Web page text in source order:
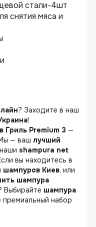
стали-4шт
снятия мяса и
? Заходите в наш
!
Гриль Premium 3 —
— ваш лучший
shampura net
вы находитесь в
шампуров Киев, или
шампура
Выбирайте шампура
премиальный набор